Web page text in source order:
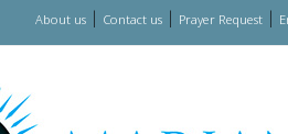
About us| Contact us| Prayer Request|